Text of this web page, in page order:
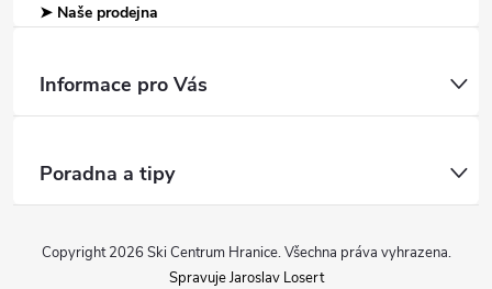
➤ Naše prodejna
Informace pro Vás
Poradna a tipy
Copyright 2026 Ski Centrum Hranice. Všechna práva vyhrazena.
Spravuje Jaroslav Losert